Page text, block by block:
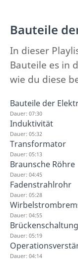
Bauteile
In dieser
Bauteile es in
wie du diese
Bauteile der
Dauer: 07:30
Induktivität
Dauer: 05:32
Transformator
Dauer: 05:13
Braunsche Röhre
Dauer: 04:45
Fadenstrahlrohr
Dauer: 05:28
Dauer: 04:55
Brückenschaltung
Dauer: 05:19
Dauer: 04:14